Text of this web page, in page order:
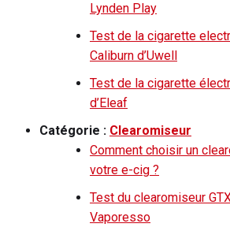
Lynden Play
Test de la cigarette
Caliburn d’Uwell
Test de la cigarette
d’Eleaf
Catégorie : Clearomiseur
Comment choisir un
votre e-cig ?
Test du clearomiseur
Vaporesso